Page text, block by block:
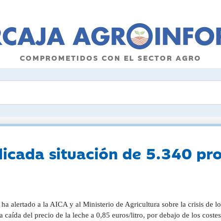
COMPROMETIDOS CON EL SECTOR AGRO
situación de 5.340
alertado a la AICA y al Ministerio de Agricultura sobre la crisis de
caída del precio de la leche a 0,85 euros/litro, por debajo de los